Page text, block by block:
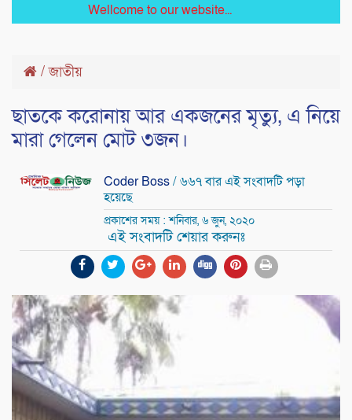
Wellcome to our website...
/জাতীয়
ছাতকে করোনায় আর একজনের মৃত্যু, এ নিয়ে
মারা গেলেন মোট ৩জন।
Coder Boss/ ৬৬৭ বার এই সংবাদটি পড়া
হয়েছে
প্রকাশের সময় : শনিবার, ৬ জুন, ২০২০
এই সংবাদটি শেয়ার করুনঃ